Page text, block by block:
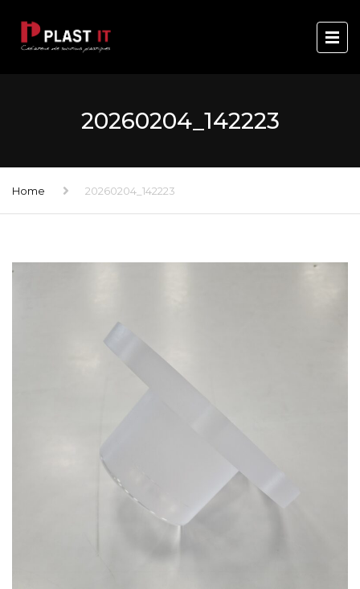
20260204_142223
Home 20260204_142223